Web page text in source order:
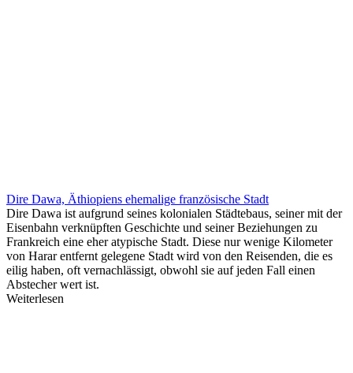
Dire Dawa, Äthiopiens ehemalige französische Stadt
Dire Dawa ist aufgrund seines kolonialen Städtebaus, seiner mit der
Eisenbahn verknüpften Geschichte und seiner Beziehungen zu
Frankreich eine eher atypische Stadt. Diese nur wenige Kilometer
von Harar entfernt gelegene Stadt wird von den Reisenden, die es
eilig haben, oft vernachlässigt, obwohl sie auf jeden Fall einen
Abstecher wert ist.
Weiterlesen